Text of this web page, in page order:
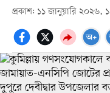
প্রকাশ: ১১ জানুয়ারি ২০২৬,